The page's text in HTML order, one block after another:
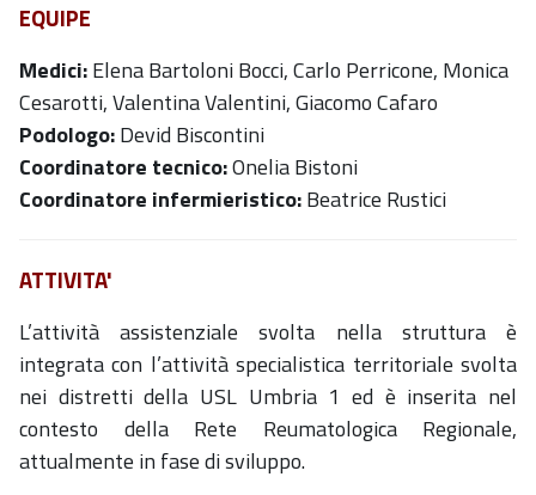
EQUIPE
Medici:Elena Bartoloni Bocci, Carlo Perricone, Monica
Cesarotti, Valentina Valentini, Giacomo Cafaro
Podologo:Devid Biscontini
Coordinatore tecnico:Onelia Bistoni
Coordinatore infermieristico:Beatrice Rustici
ATTIVITA'
L’attività assistenziale svolta nella struttura è
integrata con l’attività specialistica territoriale svolta
nei distretti della USL Umbria 1 ed è inserita nel
contesto della Rete Reumatologica Regionale,
attualmente in fase di sviluppo.